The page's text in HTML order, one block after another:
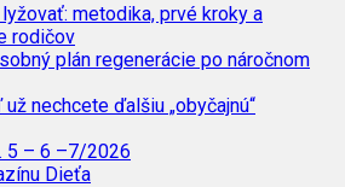
metodika, prvé kroky a
rodičov
plán regenerácie po náročnom
nechcete ďalšiu „obyčajnú“
5 – 6 –7/2026
Dieťa